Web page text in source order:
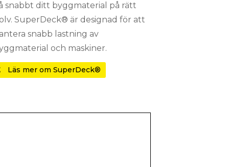
snabbt ditt byggmaterial på rätt
SuperDeck® är designad för att
snabb lastning av
och maskiner.
Läs mer om SuperDeck®